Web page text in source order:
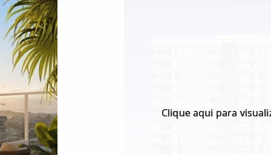
Clique aqui para